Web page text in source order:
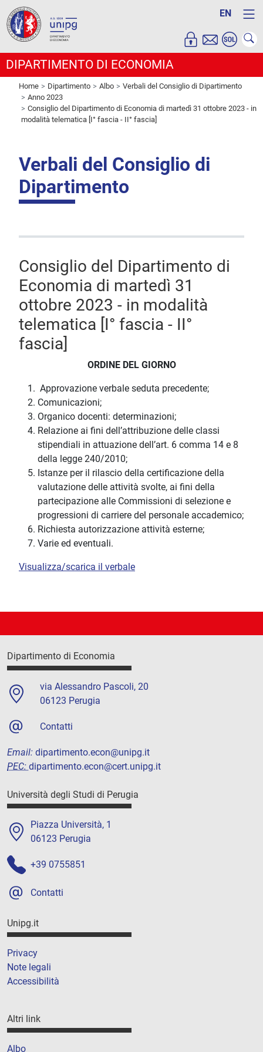
EN
DIPARTIMENTO DI ECONOMIA
Home Dipartimento Albo
Verbali del Consiglio di Dipartimento
Anno 2023
Consiglio del Dipartimento di Economia di martedì 31 ottobre 2023 - in
modalità telematica [I° fascia - II° fascia]
Verbali del Consiglio di
Dipartimento
Consiglio del Dipartimento di
Economia di martedì 31
ottobre 2023 - in modalità
telematica [I° fascia - II°
fascia]
ORDINE DEL GIORNO
Approvazione verbale seduta precedente;
Comunicazioni;
Organico docenti: determinazioni;
Relazione ai fini dell’attribuzione delle classi
stipendiali in attuazione dell’art. 6 comma 14 e 8
della legge 240/2010;
Istanze per il rilascio della certificazione della
valutazione delle attività svolte, ai fini della
partecipazione alle Commissioni di selezione e
progressioni di carriere del personale accademico;
Richiesta autorizzazione attività esterne;
Varie ed eventuali.
Visualizza/scarica il verbale
Dipartimento di Economia
via Alessandro Pascoli, 20
06123 Perugia
Contatti
Email: dipartimento.econ@unipg.it
PEC: dipartimento.econ@cert.unipg.it
Università degli Studi di Perugia
Piazza Università, 1
06123 Perugia
+39 0755851
Contatti
Unipg.it
Privacy
Note legali
Accessibilità
Altri link
Albo